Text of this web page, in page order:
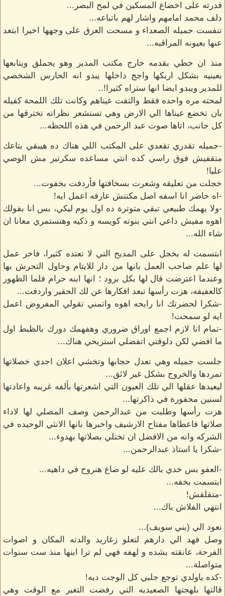
قدرته على اخضاع المسكين في لمح البصر...
دلف محمد امامهم واشار لهم باتباعه...
تنفست جميله الصعداء و مسحت العرق على وجهها اخيرا ابتعد
عنها بعيونه المراقبه...
منذ ان خطي بقدمه خارج مكتب المدير وهو يحملق ويتابعها
بعينيه بشكل اربكها واجج داخلها يبدو انه الحارس الشخصي
للمدير ويبدو ايضا انها ستراه كثيرا!..
لمحته مره واحده فقط والتقت عيناهم وكانت تلك اللمحة كفيله
بان تخضع عيناها الي الارض وهي تستشعر نظراته تخترقها من
كل جانب، اتاها صوت عبد الرحمن في هذه اللحظه...
-جميله تقدري تقعدي على المكتب اللي هناك ده هيبقي بتاعك
متقفيش فوق راسي كده انتي مساعده سكرتير مش الوصي
عليا!
خجلت من تعليقه وشعرت بسخافتها فأردفت بخفوت...
-اه حاضر انا اسفه اصل مكنتش عارفه اعمل ايه!
-ولا يهمك طبيعي تبقي متوترة ده اول يوم ليكي، بس انا بقولك
اهوه مفيش داعي انتي بنوته كويسه و ذكيه وهتستمري معانا ان
شاء الله...
ابتسمت له بخجل على المديح التي لا تعتده كثيرا، فاخر عمل
لها علم صاحب العمل بانها من دار للايتام وحاول التحرش بها
وعندما اعترضت قال لها بكل برود ؛ انها ابنه حرام فلما الظهور
كالعفيفه، هزت رأسها تبعد افكارها عن لك الحقير واردفت...
-شكرا لحضرتك انا رايحه اهوه واتمني تقولي المفروض اعمل
ايه لو سمحت!
-تمام انا لازم اجمع اوراق ضروري وهفهمك دورك بالظبط اول
ما افضي لكن دلوقتي اتفضلي استريحي هناك...
جلست جميله وهي تعدل حجابها وتخشي اعلان احدي خصلاتها
تمردها والخروج بشكل غير لائق...
ليعيدها عقلها الي تلك العيون التي اشعرتها بألفه غريبه واعادتها
لسنين محفورة في ذاكرتها...
هزت رأسها وطلبت من عبدالرحمن وصف المصلي لها لاداء
صلاتها فاعطاها مفتاح الارشيف واخبرها بانها الانثي الوحيده في
الشركه وانه من الافضل ان تختلي بصلاتها بهدوء...
-شكرا يا استاذ عبدالرحمن...
-العفو بس خدي بالك عليه لو ضاع هنروح في داهيه...
ابتسمت بخفه...
-متقلقش!
انتهي الفلاش باك...
نعود الي (بني سويف)...
وصل فهد الي دارهم لتعلو زغاريد والدته المكان و اصوات
الفرحة، عانقته بشده و لهفه فهي لم ترا ابنها منذ ست سنوات
متواصلة...
-كده ياولدي توجع جلبي كل الوجت ديه!
قالتها بلهجتها الصعيديه التي رفضت التغير مع الوقت وهي